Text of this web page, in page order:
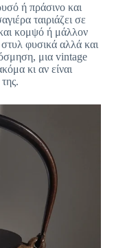
ή πράσινο και
ταιριάζει σε
κομψό ή μάλλον
φυσικά αλλά και
μια vintage
κι αν είναι